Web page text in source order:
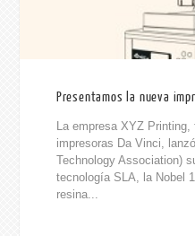
Presentamos la nueva
La empresa XYZ
impresoras Da Vinci,
Technology Association)
tecnología SLA, la Nobel
resina...